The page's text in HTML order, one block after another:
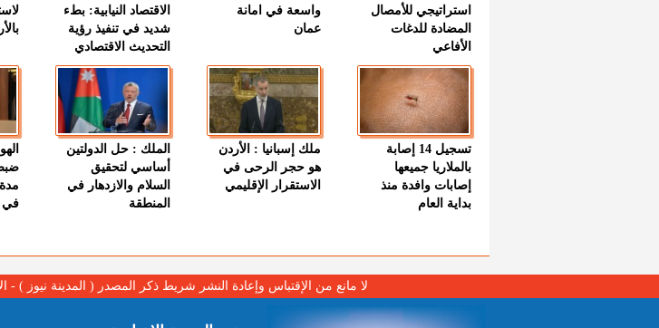
استراتيجي للأمصال
المضادة للدغات
الأفاعي
واسعة في امانة
عمان
الاقتصاد النيابية: بطء
شديد في تنفيذ رؤية
التحديث الاقتصادي
تسجيل 14 إصابة
بالملاريا جميعها
إصابات وافدة منذ
بداية العام
ملك إسبانيا : الأردن
هو حجر الرحى في
الاستقرار الإقليمي
الملك : حل الدولتين
أساسي لتحقيق
السلام والازدهار في
المنطقة
في
لا مانع من الإقتباس وإعادة النشر شريط ذكر المصدر ( المدينة نيوز ) -